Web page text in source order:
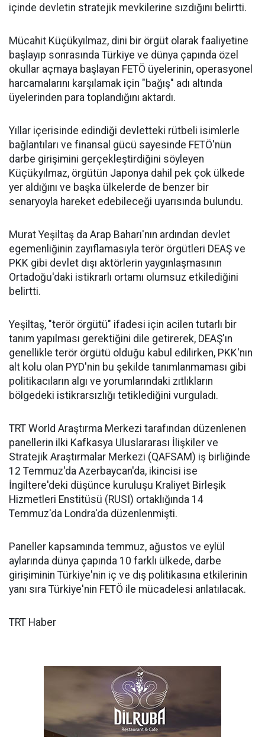
içinde devletin stratejik mevkilerine sızdığını belirtti.
Mücahit Küçükyılmaz, dini bir örgüt olarak faaliyetine
başlayıp sonrasında Türkiye ve dünya çapında özel
okullar açmaya başlayan FETÖ üyelerinin, operasyonel
harcamalarını karşılamak için "bağış" adı altında
üyelerinden para toplandığını aktardı.
Yıllar içerisinde edindiği devletteki rütbeli isimlerle
bağlantıları ve finansal gücü sayesinde FETÖ'nün
darbe girişimini gerçekleştirdiğini söyleyen
Küçükyılmaz, örgütün Japonya dahil pek çok ülkede
yer aldığını ve başka ülkelerde de benzer bir
senaryoyla hareket edebileceği uyarısında bulundu.
Murat Yeşiltaş da Arap Baharı'nın ardından devlet
egemenliğinin zayıflamasıyla terör örgütleri DEAŞ ve
PKK gibi devlet dışı aktörlerin yaygınlaşmasının
Ortadoğu'daki istikrarlı ortamı olumsuz etkilediğini
belirtti.
Yeşiltaş, "terör örgütü" ifadesi için acilen tutarlı bir
tanım yapılması gerektiğini dile getirerek, DEAŞ'ın
genellikle terör örgütü olduğu kabul edilirken, PKK'nın
alt kolu olan PYD'nin bu şekilde tanımlanmaması gibi
politikacıların algı ve yorumlarındaki zıtlıkların
bölgedeki istikrarsızlığı tetiklediğini vurguladı.
TRT World Araştırma Merkezi tarafından düzenlenen
panellerin ilki Kafkasya Uluslararası İlişkiler ve
Stratejik Araştırmalar Merkezi (QAFSAM) iş birliğinde
12 Temmuz'da Azerbaycan'da, ikincisi ise
İngiltere'deki düşünce kuruluşu Kraliyet Birleşik
Hizmetleri Enstitüsü (RUSI) ortaklığında 14
Temmuz'da Londra'da düzenlenmişti.
Paneller kapsamında temmuz, ağustos ve eylül
aylarında dünya çapında 10 farklı ülkede, darbe
girişiminin Türkiye'nin iç ve dış politikasına etkilerinin
yanı sıra Türkiye'nin FETÖ ile mücadelesi anlatılacak.
TRT Haber